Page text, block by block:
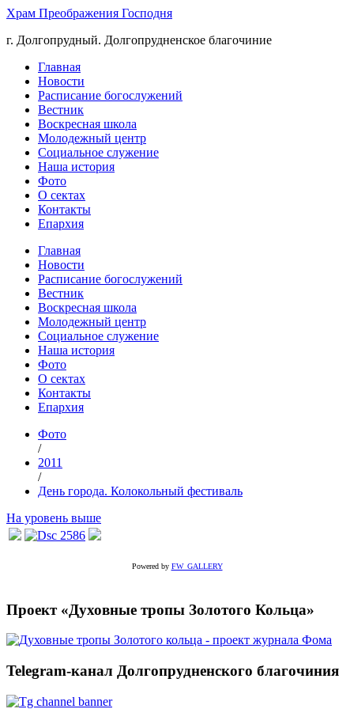
Храм Преображения Господня
г. Долгопрудный. Долгопрудненское благочиние
Главная
Новости
Расписание богослужений
Вестник
Воскресная школа
Молодежный центр
Социальное служение
Наша история
Фото
О сектах
Контакты
Епархия
Главная
Новости
Расписание богослужений
Вестник
Воскресная школа
Молодежный центр
Социальное служение
Наша история
Фото
О сектах
Контакты
Епархия
Фото
/
2011
/
День города. Колокольный фестиваль
На уровень выше
Powered by FW_GALLERY
Проект «Духовные тропы Золотого Кольца»
Telegram-канал Долгопрудненского благочиния